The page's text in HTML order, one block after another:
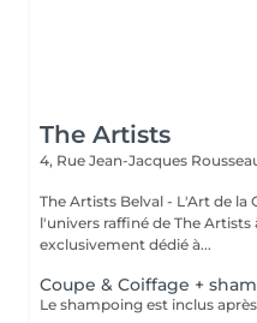
The Artists
4, Rue Jean-Jacques
The Artists Belval - L'Art de la
l'univers raffiné de The
exclusivement dédié à...
Coupe & Coiffage +